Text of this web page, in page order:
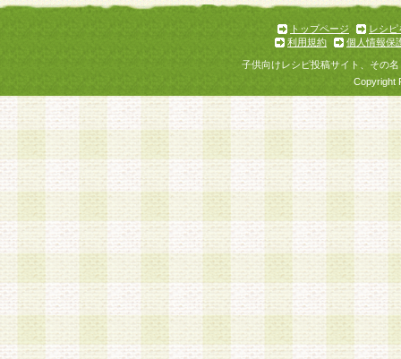
トップページ
レシピ
利用規約
個人情報保
子供向けレシピ投稿サイト、その
Copyright